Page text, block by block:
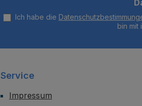
Ich habe die
bin mit
Service
Impressum